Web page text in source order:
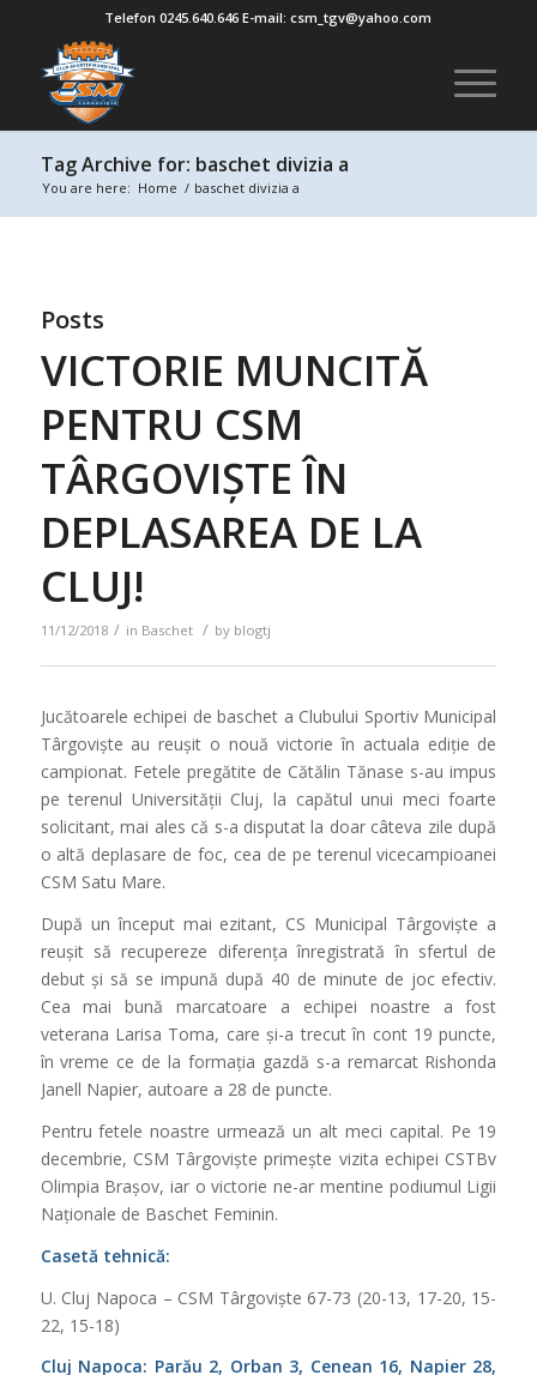
Telefon 0245.640.646 E-mail: csm_tgv@yahoo.com
Tag Archive for: baschet divizia a
You are here: Home / baschet divizia a
Posts
VICTORIE MUNCITĂ
PENTRU CSM
TÂRGOVIȘTE ÎN
DEPLASAREA DE LA
CLUJ!
11/12/2018 / in Baschet / by blogtj
Jucătoarele echipei de baschet a Clubului Sportiv Municipal
Târgoviște au reușit o nouă victorie în actuala ediție de
campionat. Fetele pregătite de Cătălin Tănase s-au impus
pe terenul Universității Cluj, la capătul unui meci foarte
solicitant, mai ales că s-a disputat la doar câteva zile după
o altă deplasare de foc, cea de pe terenul vicecampioanei
CSM Satu Mare.
După un început mai ezitant, CS Municipal Târgoviște a
reușit să recupereze diferența înregistrată în sfertul de
debut și să se impună după 40 de minute de joc efectiv.
Cea mai bună marcatoare a echipei noastre a fost
veterana Larisa Toma, care și-a trecut în cont 19 puncte,
în vreme ce de la formația gazdă s-a remarcat Rishonda
Janell Napier, autoare a 28 de puncte.
Pentru fetele noastre urmează un alt meci capital. Pe 19
decembrie, CSM Târgoviște primește vizita echipei CSTBv
Olimpia Brașov, iar o victorie ne-ar mentine podiumul Ligii
Naționale de Baschet Feminin.
Casetă tehnică:
U. Cluj Napoca – CSM Târgoviște 67-73 (20-13, 17-20, 15-
22, 15-18)
Cluj Napoca: Parău 2, Orban 3, Cenean 16, Napier 28,